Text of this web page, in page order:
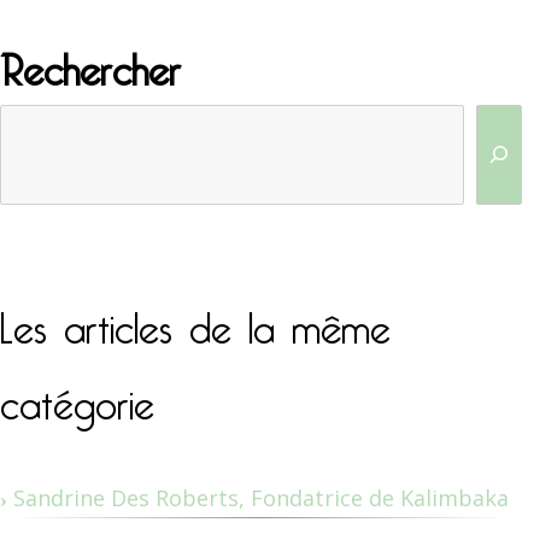
Rechercher
Les articles de la même
catégorie
Sandrine Des Roberts, Fondatrice de Kalimbaka